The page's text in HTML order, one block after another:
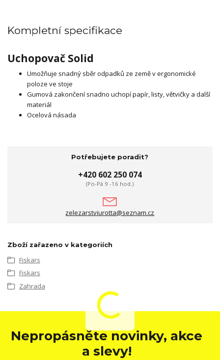
Kompletní specifikace
Uchopovač Solid
Umožňuje snadný sběr odpadků ze země v ergonomické
poloze ve stoje
Gumová zakončení snadno uchopí papír, listy, větvičky a další
materiál
Ocelová násada
Potřebujete poradit?
+420 602 250 074
(Po-Pá 9 -16 hod.)
zelezarstviurotta@seznam.cz
Zboží zařazeno v kategoriích
Fiskars
Fiskars
Zahrada
Nepropásněte novinky, akce
a slevy!